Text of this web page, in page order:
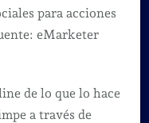
para acciones
eMarketer
de lo que lo hace
a través de